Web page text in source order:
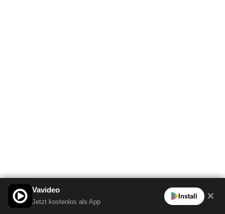
Vavideo
Jetzt kostenlos als App
Install ✕